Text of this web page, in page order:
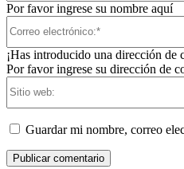
Por favor ingrese su nombre aquí
¡Has introducido una dirección de
Por favor ingrese su dirección de
Guardar mi nombre, correo